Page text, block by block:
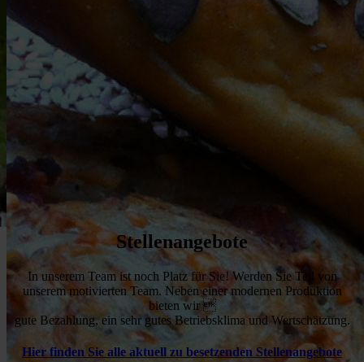
Stellenangebote
In unserem Team ist noch Platz für Sie! Werden Sie Teil von
unserem motivierten Team. Neben einer modernen Produktion
bieten wir 
gute Bezahlung, ein sehr gutes Betriebsklima und Wertschätzung.
Hier finden Sie alle aktuell zu besetzenden Stellenangebote